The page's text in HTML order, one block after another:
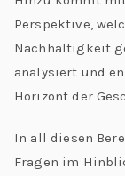
Perspektive,
Nachhaltigkeit
analysiert und
Horizont der
In all diesen
Fragen im